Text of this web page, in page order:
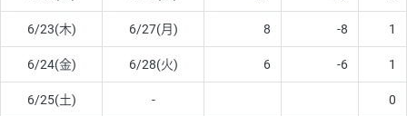
6/23(木) 6/27(月) 8 -8 1
6/24(金) 6/28(火) 6 -6 1
6/25(土) - 0